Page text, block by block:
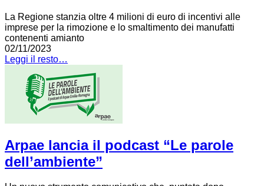
La Regione stanzia oltre 4 milioni di euro di incentivi alle
imprese per la rimozione e lo smaltimento dei manufatti
contenenti amianto
02/11/2023
Leggi il resto…
Arpae lancia il podcast “Le parole
dell’ambiente”